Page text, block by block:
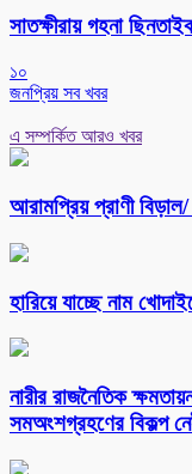
সাতক্ষীরায় গহনা
১০
জনপ্রিয় সব খবর
এ সম্পর্কিত আরও খবর
আরামপ্রিয় প্রাণী
হারিয়ে যাচ্ছে নাম
নারীর রাজনৈতিক
সমঅংশগ্রহণের বিকল্প